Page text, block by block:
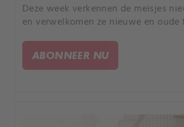
Deze week verkennen de meisjes
en verwelkomen ze nieuwe en oude
ABONNEER NU